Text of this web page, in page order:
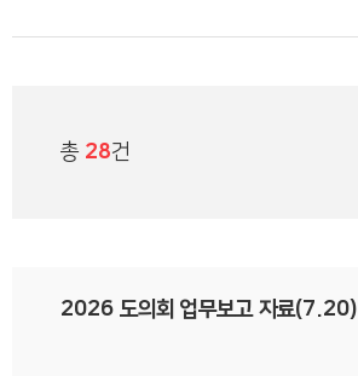
총 28건
2026 도의회 업무보고 자료(7.20)